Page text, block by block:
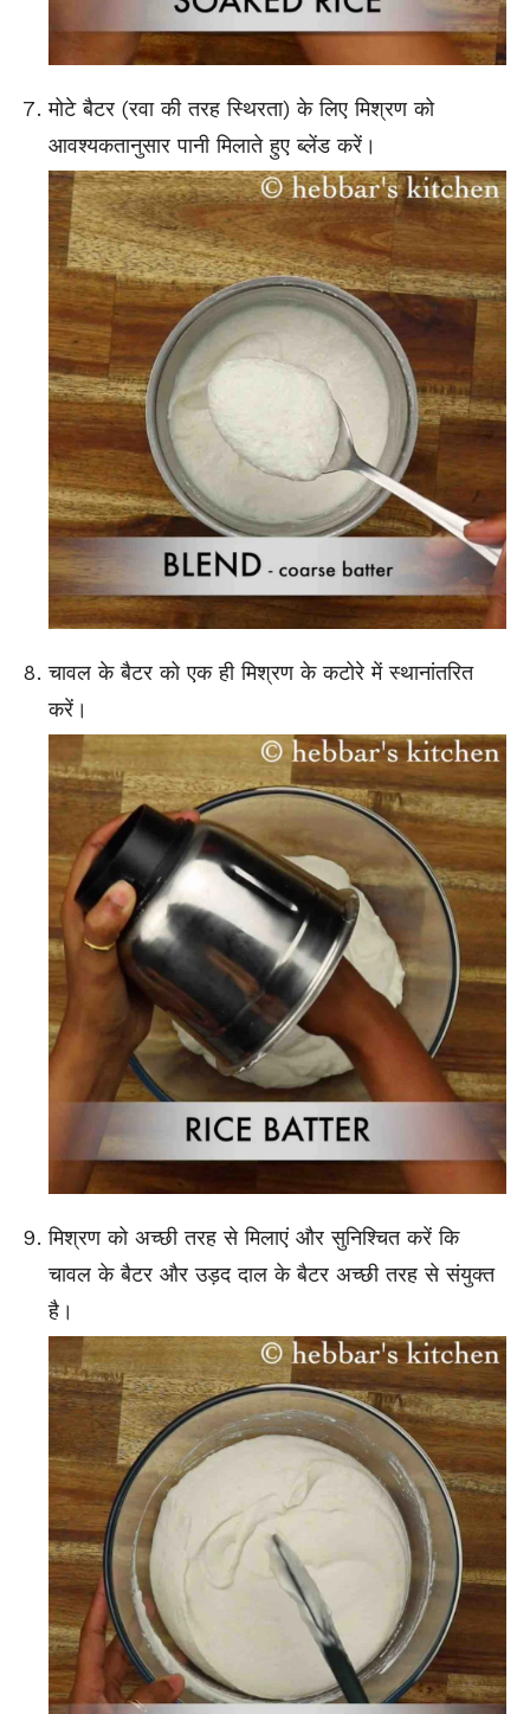
मोटे बैटर (रवा की तरह स्थिरता) के लिए मिश्रण को
आवश्यकतानुसार पानी मिलाते हुए ब्लेंड करें।
चावल के बैटर को एक ही मिश्रण के कटोरे में स्थानांतरित
करें।
मिश्रण को अच्छी तरह से मिलाएं और सुनिश्चित करें कि
चावल के बैटर और उड़द दाल के बैटर अच्छी तरह से संयुक्त
है।